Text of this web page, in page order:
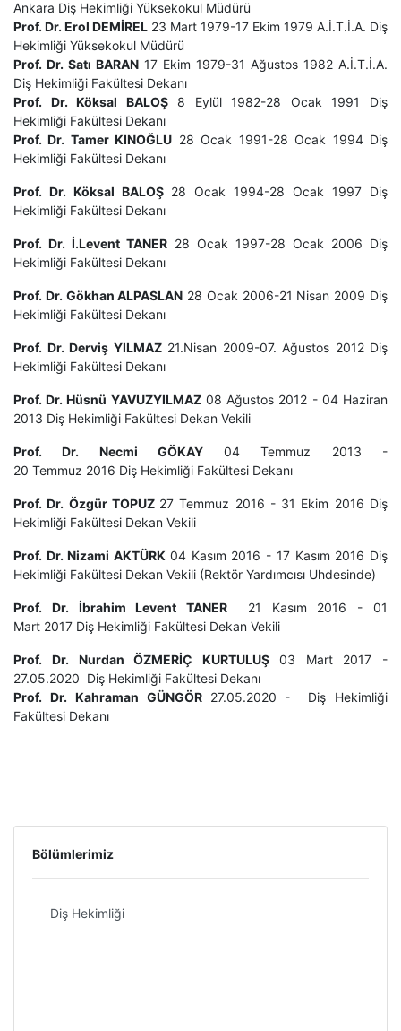
Ankara Diş Hekimliği Yüksekokul Müdürü
Prof. Dr. Erol DEMİREL 23 Mart 1979-17 Ekim 1979 A.İ.T.İ.A. Diş
Hekimliği Yüksekokul Müdürü
Prof. Dr. Satı BARAN 17 Ekim 1979-31 Ağustos 1982 A.İ.T.İ.A.
Diş Hekimliği Fakültesi Dekanı
Prof. Dr. Köksal BALOŞ8 Eylül 1982-28 Ocak 1991 Diş
Hekimliği Fakültesi Dekanı
Prof. Dr. Tamer KINOĞLU 28 Ocak 1991-28 Ocak 1994 Diş
Hekimliği Fakültesi Dekanı
Prof. Dr. Köksal BALOŞ 28 Ocak 1994-28 Ocak 1997 Diş
Hekimliği Fakültesi Dekanı
Prof. Dr. İ.Levent TANER 28 Ocak 1997-28 Ocak 2006 Diş
Hekimliği Fakültesi Dekanı
Prof. Dr. Gökhan ALPASLAN 28 Ocak 2006-21 Nisan 2009 Diş
Hekimliği Fakültesi Dekanı
Prof. Dr. Derviş YILMAZ21.Nisan 2009-07. Ağustos 2012 Diş
Hekimliği Fakültesi Dekanı
Prof. Dr. Hüsnü YAVUZYILMAZ08 Ağustos 2012 - 04 Haziran
2013 Diş Hekimliği Fakültesi Dekan Vekili
Prof. Dr. Necmi GÖKAY 04 Temmuz 2013 -
20 Temmuz 2016 Diş Hekimliği Fakültesi Dekanı
Prof. Dr. Özgür TOPUZ 27 Temmuz 2016 - 31 Ekim 2016 Diş
Hekimliği Fakültesi Dekan Vekili
Prof. Dr. Nizami AKTÜRK 04 Kasım 2016 - 17 Kasım 2016 Diş
Hekimliği Fakültesi Dekan Vekili (Rektör Yardımcısı Uhdesinde)
Prof. Dr. İbrahim Levent TANER
21 Kasım 2016 - 01
Mart 2017 Diş Hekimliği Fakültesi Dekan Vekili
Prof. Dr. Nurdan ÖZMERİÇ KURTULUŞ 03 Mart 2017 -
27.05.2020 Diş Hekimliği Fakültesi Dekanı
Prof. Dr. Kahraman GÜNGÖR 27.05.2020 - Diş Hekimliği
Fakültesi Dekanı
Bölümlerimiz
Diş Hekimliği